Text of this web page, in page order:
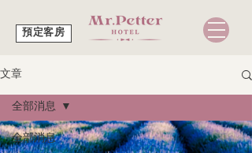
預定客房
文章
全部消息
全部消息